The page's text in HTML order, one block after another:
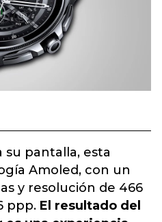
su pantalla, esta
Amoled, con un
y resolución de 466
ppp. El resultado del